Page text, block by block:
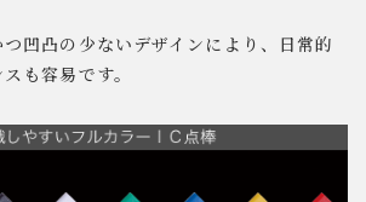
凹凸の少ないデザインにより、日常的
も容易です。